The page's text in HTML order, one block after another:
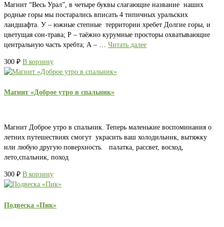
Магнит “Весь Урал”, в четыре буквы слагающие название наших
родные горы мы постарались вписать 4 типичных уральских
ландшафта. У – южные степные территории хребет Долгие горы, и
цветущая сон-трава; Р – таёжно курумные просторы охватывающие
центральную часть хребта; А – … Читать далее
300 ₽ В корзину
Магнит «Доброе утро в спальник»
Магнит Доброе утро в спальник. Теперь маленькие воспоминания о
летних путешествиях смогут украсить ваш холодильник, вытяжку
или любую другую поверхность. палатка, рассвет, восход,
лето,спальник, поход
300 ₽ В корзину
Подвеска «Пик»